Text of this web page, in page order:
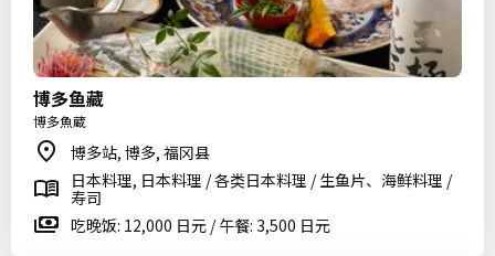
博多鱼藏
博多魚蔵
博多站, 博多, 福冈县
日本料理, 日本料理 / 各类日本料理 / 生鱼片、海鲜料理 /
寿司
吃晚饭: 12,000 日元 / 午餐: 3,500 日元